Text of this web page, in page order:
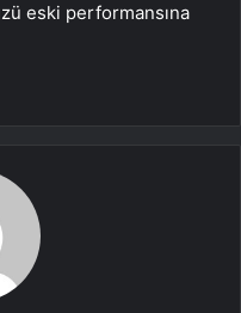
eski performansına